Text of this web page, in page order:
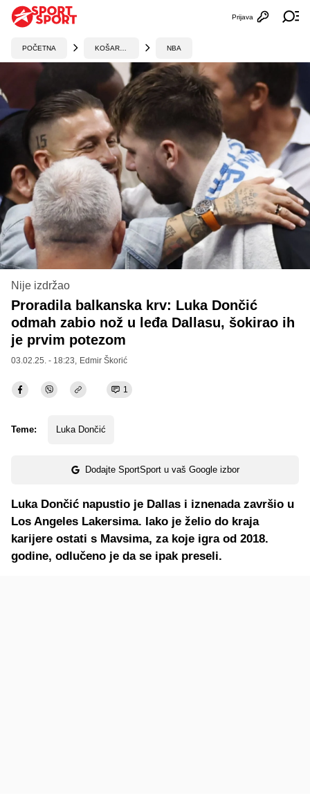
Otvori
Prijava
POČETNA NBA
Nije izdržao
Proradila balkanska krv: Luka Dončić
odmah zabio nož u leđa Dallasu, šokirao ih
je prvim potezom
03.02.25. - 18:23, Edmir Škorić
1
Teme: Luka Dončić
Dodajte SportSport u vaš Google izbor
Luka Dončić napustio je Dallas i iznenada završio u
Los Angeles Lakersima. Iako je želio do kraja
karijere ostati s Mavsima, za koje igra od 2018.
godine, odlučeno je da se ipak preseli.